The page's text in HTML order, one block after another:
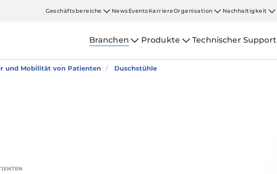
Geschäftsbereiche NewsEventsKarriereOrganisation Nachhaltigkeit
Branchen Produkte Technischer Support
und Mobilität von Patienten Duschstühle